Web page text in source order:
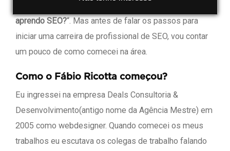
aprendo SEO?“. Mas antes de falar os passos para
iniciar uma carreira de profissional de SEO, vou contar
um pouco de como comecei na área.
Como o Fábio Ricotta começou?
Eu ingressei na empresa Deals Consultoria &
Desenvolvimento(antigo nome da Agência Mestre) em
2005 como webdesigner. Quando comecei os meus
trabalhos eu escutava os colegas de trabalho falando